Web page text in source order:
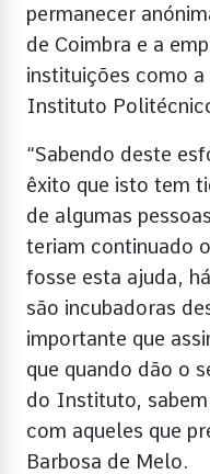
permanecer
de Coimbra e a
instituições como a
Instituto
“Sabendo deste
êxito que isto tem
de algumas
teriam continuado
fosse esta ajuda,
são incubadoras
importante que
que quando dão o
do Instituto,
com aqueles que
Barbosa de Melo.